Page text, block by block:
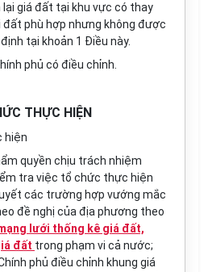
giá đất tại khu vực có thay
đất phù hợp nhưng không được
tại khoản 1 Điều này.
phủ có điều chỉnh.
THỰC HIỆN
hiện
quyền chịu trách nhiệm
tra việc tổ chức thực hiện
các trường hợp vướng mắc
đề nghị của địa phương theo
lưới thống kê giá đất,
đất trong phạm vi cả nước;
phủ điều chỉnh khung giá